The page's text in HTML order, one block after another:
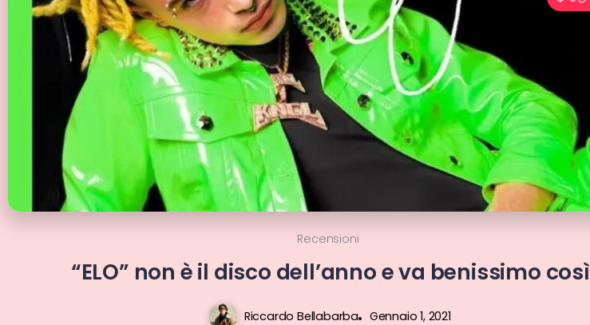
Recensioni
“ELO” non è il disco dell’anno e va benissimo così
Riccardo Bellabarba Gennaio 1, 2021